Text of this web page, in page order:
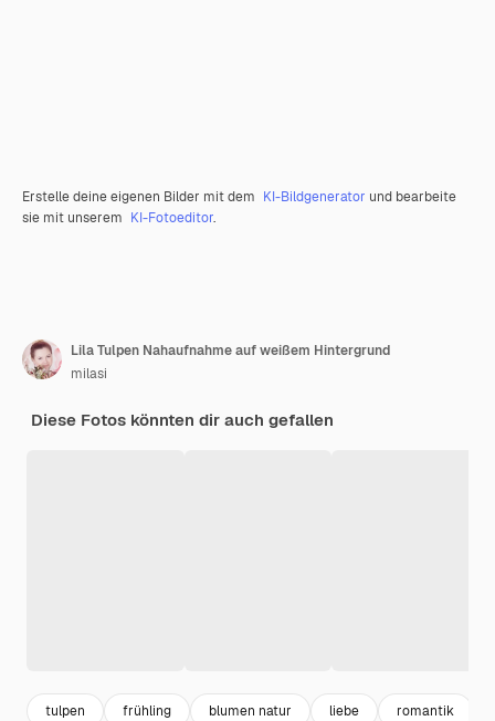
Erstelle deine eigenen Bilder mit dem KI-Bildgenerator und bearbeite
sie mit unserem KI-Fotoeditor.
Lila Tulpen Nahaufnahme auf weißem Hintergrund
milasi
Diese Fotos könnten dir auch gefallen
tulpen frühling blumen natur liebe romantik